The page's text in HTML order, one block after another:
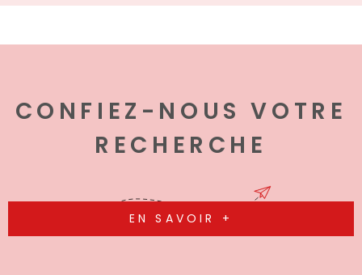
CONFIEZ-NOUS VOTRE
RECHERCHE
EN SAVOIR +